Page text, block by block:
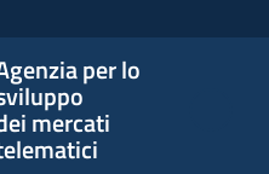
per lo
mercati